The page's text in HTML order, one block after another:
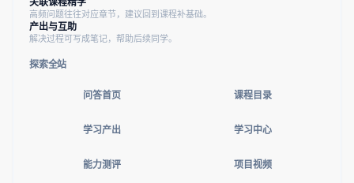
高频问题往往对应章节，建议回到课程补基础。
产出与互助
解决过程可写成笔记，帮助后续同学。
探索全站
问答首页 课程目录
学习产出 学习中心
能力测评 项目视频